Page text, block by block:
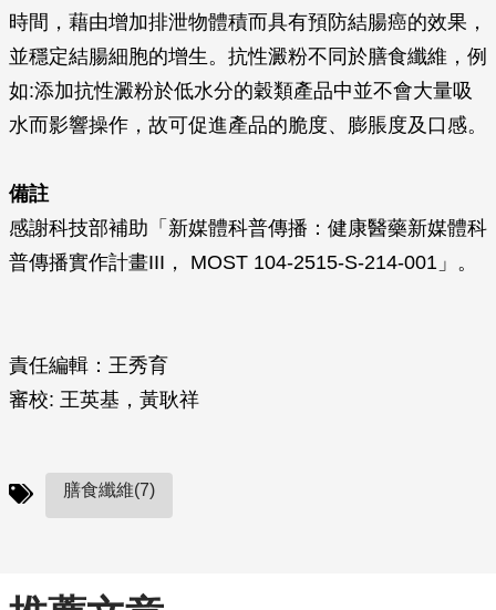
時間，藉由增加排泄物體積而具有預防結腸癌的效果，
並穩定結腸細胞的增生。抗性澱粉不同於膳食纖維，例
如:添加抗性澱粉於低水分的穀類產品中並不會大量吸
水而影響操作，故可促進產品的脆度、膨脹度及口感。
備註
感謝科技部補助「新媒體科普傳播：健康醫藥新媒體科
普傳播實作計畫III， MOST 104-2515-S-214-001」。
責任編輯：王秀育
審校: 王英基，黃耿祥
膳食纖維(7)